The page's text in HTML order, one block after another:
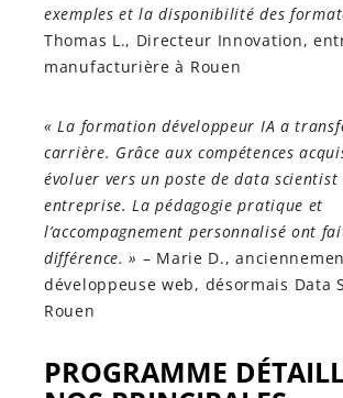
exemples et la disponibilité des
Thomas L., Directeur Innovation,
manufacturière à Rouen
« La formation développeur IA a
carrière. Grâce aux compétences
évoluer vers un poste de data scientist
entreprise. La pédagogie pratique et
l’accompagnement personnalisé ont
différence. » – Marie D.,
développeuse web, désormais Data
Rouen
PROGRAMME